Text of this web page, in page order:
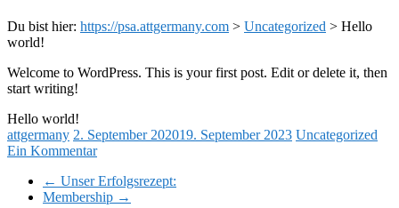
Du bist hier: https://psa.attgermany.com > Uncategorized > Hello
world!
Welcome to WordPress. This is your first post. Edit or delete it, then
start writing!
Hello world!
attgermany 2. September 202019. September 2023 Uncategorized
Ein Kommentar
← Unser Erfolgsrezept:
Membership →